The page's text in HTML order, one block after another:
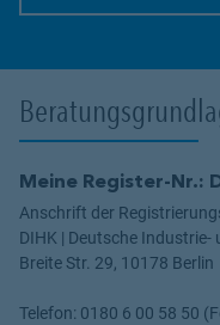
Meine Register-Nr.:
Anschrift der
DIHK | Deutsche
Breite Str. 29, 10178 Berlin
Telefon: 0180 6 00 58 50